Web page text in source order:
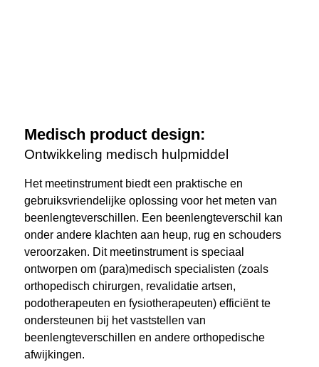
Medisch product design:
Ontwikkeling medisch hulpmiddel
Het meetinstrument biedt een praktische en
gebruiksvriendelijke oplossing voor het meten van
beenlengteverschillen. Een beenlengteverschil kan
onder andere klachten aan heup, rug en schouders
veroorzaken. Dit meetinstrument is speciaal
ontworpen om (para)medisch specialisten (zoals
orthopedisch chirurgen, revalidatie artsen,
podotherapeuten en fysiotherapeuten) efficiënt te
ondersteunen bij het vaststellen van
beenlengteverschillen en andere orthopedische
afwijkingen.